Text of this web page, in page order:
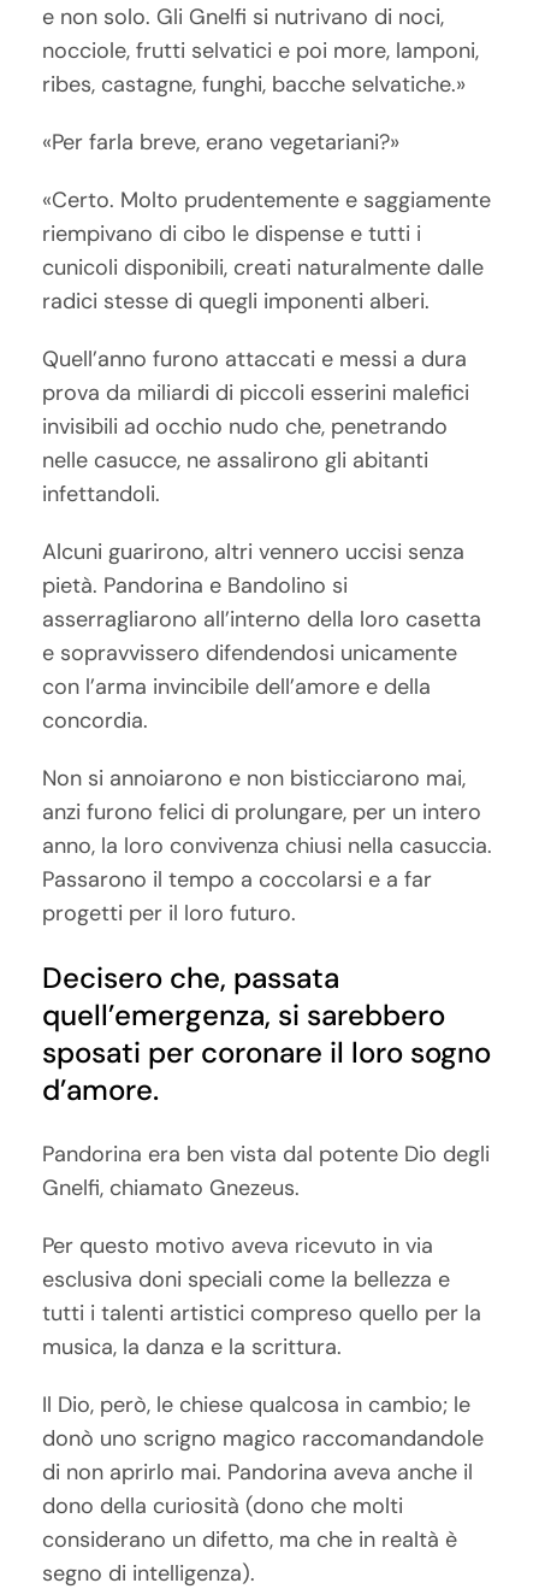
e non solo. Gli Gnelfi si nutrivano di noci,
nocciole, frutti selvatici e poi more, lamponi,
ribes, castagne, funghi, bacche selvatiche.»
«Per farla breve, erano vegetariani?»
«Certo. Molto prudentemente e saggiamente
riempivano di cibo le dispense e tutti i
cunicoli disponibili, creati naturalmente dalle
radici stesse di quegli imponenti alberi.
Quell’anno furono attaccati e messi a dura
prova da miliardi di piccoli esserini malefici
invisibili ad occhio nudo che, penetrando
nelle casucce, ne assalirono gli abitanti
infettandoli.
Alcuni guarirono, altri vennero uccisi senza
pietà. Pandorina e Bandolino si
asserragliarono all’interno della loro casetta
e sopravvissero difendendosi unicamente
con l’arma invincibile dell’amore e della
concordia.
Non si annoiarono e non bisticciarono mai,
anzi furono felici di prolungare, per un intero
anno, la loro convivenza chiusi nella casuccia.
Passarono il tempo a coccolarsi e a far
progetti per il loro futuro.
Decisero che, passata
quell’emergenza, si sarebbero
sposati per coronare il loro sogno
d’amore.
Pandorina era ben vista dal potente Dio degli
Gnelfi, chiamato Gnezeus.
Per questo motivo aveva ricevuto in via
esclusiva doni speciali come la bellezza e
tutti i talenti artistici compreso quello per la
musica, la danza e la scrittura.
Il Dio, però, le chiese qualcosa in cambio; le
donò uno scrigno magico raccomandandole
di non aprirlo mai. Pandorina aveva anche il
dono della curiosità (dono che molti
considerano un difetto, ma che in realtà è
segno di intelligenza).